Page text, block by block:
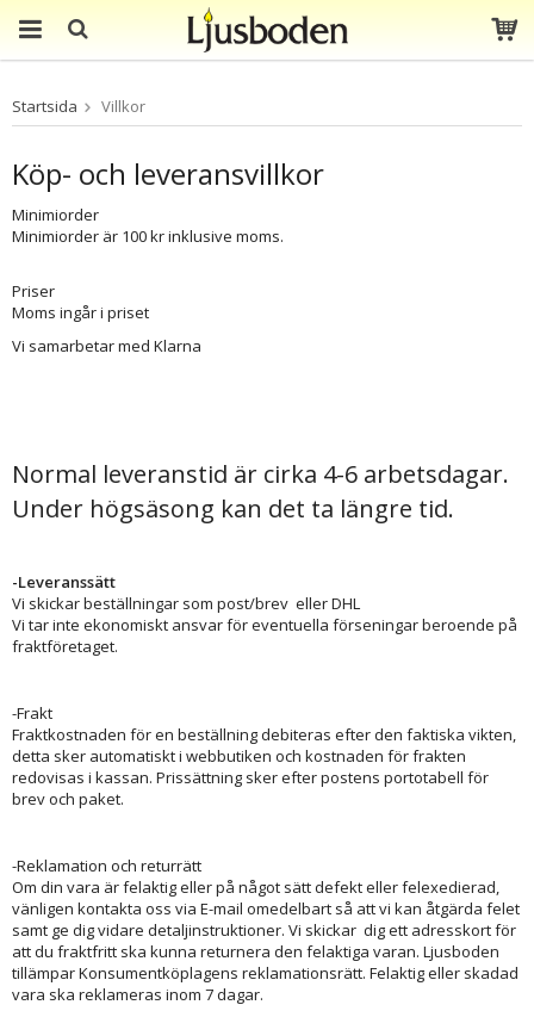
Startsida Villkor
Köp- och leveransvillkor
Minimiorder
Minimiorder är 100 kr inklusive moms.
Priser
Moms ingår i priset
Vi samarbetar med Klarna
Normal leveranstid är cirka 4-6 arbetsdagar.
Under högsäsong kan det ta längre tid.
-Leveranssätt
Vi skickar beställningar som post/brev eller DHL
Vi tar inte ekonomiskt ansvar för eventuella förseningar beroende på
fraktföretaget.
-Frakt
Fraktkostnaden för en beställning debiteras efter den faktiska vikten,
detta sker automatiskt i webbutiken och kostnaden för frakten
redovisas i kassan. Prissättning sker efter postens portotabell för
brev och paket.
-Reklamation och returrätt
Om din vara är felaktig eller på något sätt defekt eller felexedierad,
vänligen kontakta oss via E-mail omedelbart så att vi kan åtgärda felet
samt ge dig vidare detaljinstruktioner. Vi skickar dig ett adresskort för
att du fraktfritt ska kunna returnera den felaktiga varan. Ljusboden
tillämpar Konsumentköplagens reklamationsrätt. Felaktig eller skadad
vara ska reklameras inom 7 dagar.